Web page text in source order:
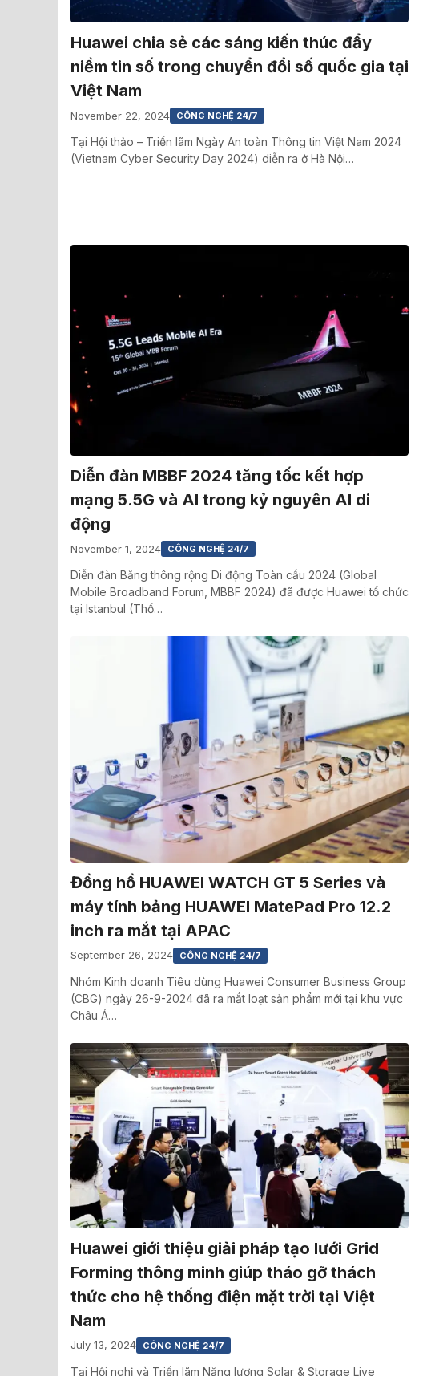
Huawei chia sẻ các sáng kiến thúc đẩy
niềm tin số trong chuyển đổi số quốc gia tại
Việt Nam
November 22, 2024 CÔNG NGHỆ 24/7
Tại Hội thảo – Triển lãm Ngày An toàn Thông tin Việt Nam 2024
(Vietnam Cyber Security Day 2024) diễn ra ở Hà Nội…
Diễn đàn MBBF 2024 tăng tốc kết hợp
mạng 5.5G và AI trong kỷ nguyên AI di
động
November 1, 2024 CÔNG NGHỆ 24/7
Diễn đàn Băng thông rộng Di động Toàn cầu 2024 (Global
Mobile Broadband Forum, MBBF 2024) đã được Huawei tổ chức
tại Istanbul (Thổ…
Đồng hồ HUAWEI WATCH GT 5 Series và
máy tính bảng HUAWEI MatePad Pro 12.2
inch ra mắt tại APAC
September 26, 2024 CÔNG NGHỆ 24/7
Nhóm Kinh doanh Tiêu dùng Huawei Consumer Business Group
(CBG) ngày 26-9-2024 đã ra mắt loạt sản phẩm mới tại khu vực
Châu Á…
Huawei giới thiệu giải pháp tạo lưới Grid
Forming thông minh giúp tháo gỡ thách
thức cho hệ thống điện mặt trời tại Việt
Nam
July 13, 2024 CÔNG NGHỆ 24/7
Tại Hội nghị và Triển lãm Năng lượng Solar & Storage Live